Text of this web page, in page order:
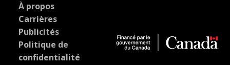
À propos
Carrières
Publicités
Politique de
confidentialité